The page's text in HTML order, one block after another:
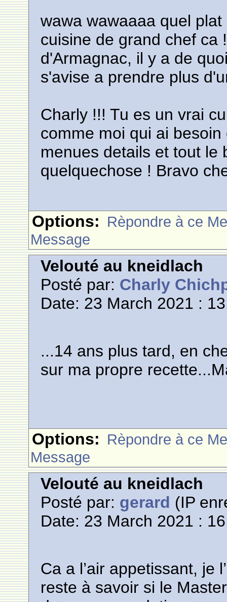
wawa wawaaaa quel
cuisine de grand chef ca
d'Armagnac, il y a de
s'avise a prendre plus
Charly !!! Tu es un vrai
comme moi qui ai
menues details et tout le
quelquechose ! Bravo
Options: Rèpondre à ce
Message
Velouté au kneidlach
Posté par: Charly
Date: 23 March 2021 :
...14 ans plus tard, en
sur ma propre
Options: Rèpondre à ce
Message
Velouté au kneidlach
Posté par: gerard (IP
Date: 23 March 2021 :
Ca a l’air appetissant, je
reste à savoir si le